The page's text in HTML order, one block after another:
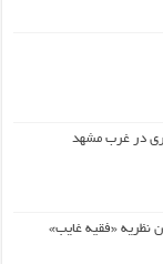
در غرب مشهد
نظریه «فقیه غایب»